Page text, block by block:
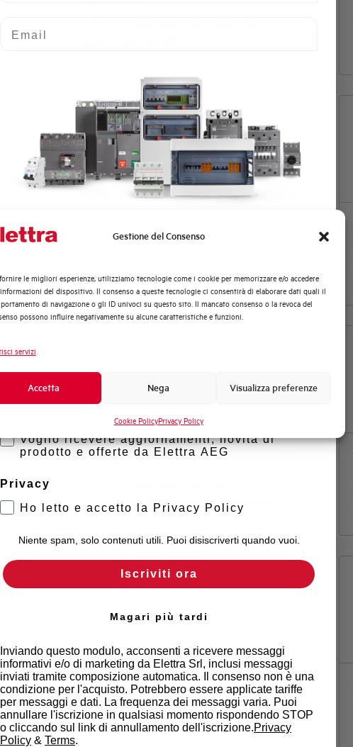
Gestione del Consenso
le migliori esperienze, utilizziamo tecnologie come i cookie per memorizzare e/o accedere
del dispositivo. Il consenso a queste tecnologie ci consentirà di elaborare dati quali il
di navigazione o gli ID univoci su questo sito. Il mancato consenso o la revoca del
possono influire negativamente su alcune caratteristiche e funzioni.
servizi
Accetta Nega Visualizza preferenze
Cookie PolicyPrivacy Policy
VID202006
230VAC/DC 1M COMANDO MANUALE
VI202001
CONTATTORE AEG 20A 2NO 24VAC/DC
1MOD.
Quali argomenti ti interessano di più?
Automazione Industriale
Fotovoltaico
Sistema Quadri
Formazione tecnica
Voglio ricevere aggiornamenti, novità di
prodotto e offerte da Elettra AEG
Privacy
Ho letto e accetto la Privacy Policy
Niente spam, solo contenuti utili. Puoi disiscriverti quando vuoi.
Iscriviti ora
Magari più tardi
Inviando questo modulo, acconsenti a ricevere messaggi
informativi e/o di marketing da Elettra Srl, inclusi messaggi
inviati tramite composizione automatica. Il consenso non è una
condizione per l'acquisto. Potrebbero essere applicate tariffe
per messaggi e dati. La frequenza dei messaggi varia. Puoi
annullare l'iscrizione in qualsiasi momento rispondendo STOP
o cliccando sul link di annullamento dell'iscrizione.Privacy
Policy & Terms.